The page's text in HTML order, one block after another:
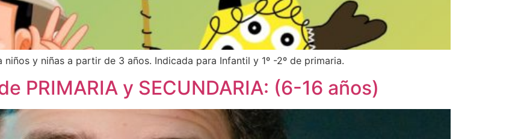
y niñas a partir de 3 años. Indicada para Infantil y 1º -2º de primaria.
PRIMARIA y SECUNDARIA: (6-16 años)